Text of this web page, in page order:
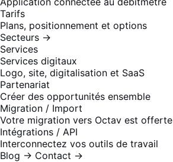
Tarifs
Plans, positionnement et options
Secteurs →
Services
Services digitaux
Logo, site, digitalisation et SaaS
Partenariat
Créer des opportunités ensemble
Migration / Import
Votre migration vers Octav est offerte
Intégrations / API
Interconnectez vos outils de travail
Blog → Contact →